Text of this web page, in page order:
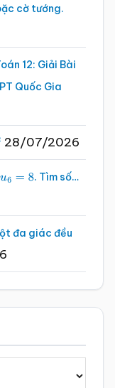
cờ tướng.
12: Giải Bài
Quốc Gia
28/07/2026
u6 =8 . Tìm số…
đa giác đều